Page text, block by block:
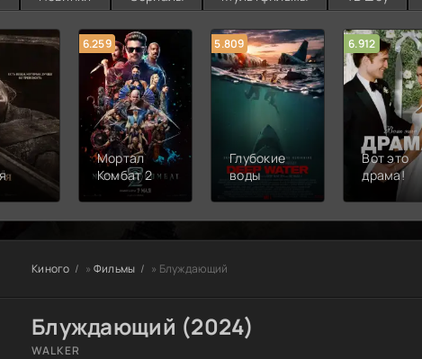
6.259
Мортал
Комбат 2
5.809
Глубокие
воды
6.912
Вот это
драма!
Киного » Фильмы » Блуждающий
Блуждающий (2024)
WALKER